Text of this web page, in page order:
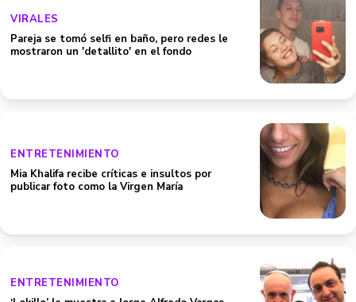
VIRALES
Pareja se tomó selfi en baño, pero redes le
mostraron un 'detallito' en el fondo
ENTRETENIMIENTO
Mia Khalifa recibe críticas e insultos por
publicar foto como la Virgen María
ENTRETENIMIENTO